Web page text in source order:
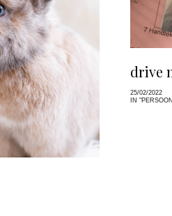
drive
25/02/2022
IN